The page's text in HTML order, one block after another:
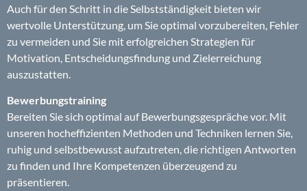
Auch für den Schritt in die Selbstständigkeit bieten wir
wertvolle Unterstützung, um Sie optimal vorzubereiten, Fehler
zu vermeiden und Sie mit erfolgreichen Strategien für
Motivation, Entscheidungsfindung und Zielerreichung
auszustatten.
Bewerbungstraining
Bereiten Sie sich optimal auf Bewerbungsgespräche vor. Mit
unseren hocheffizienten Methoden und Techniken lernen Sie,
ruhig und selbstbewusst aufzutreten, die richtigen Antworten
zu finden und Ihre Kompetenzen überzeugend zu
präsentieren.